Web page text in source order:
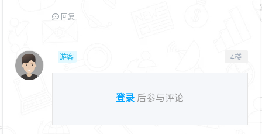
回复
游客 4楼
登录 后参与评论